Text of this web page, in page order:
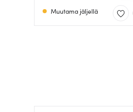
Muutama jäljellä